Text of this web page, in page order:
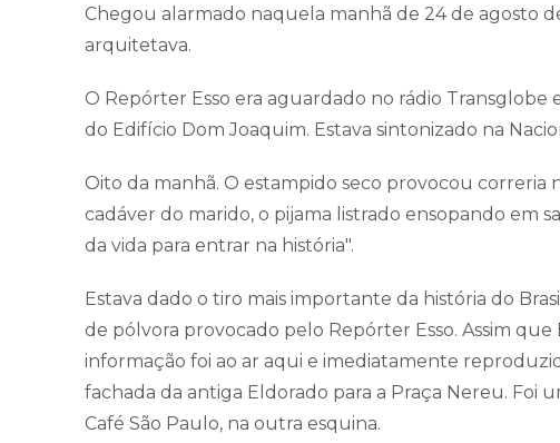
Chegou alarmado naquela manhã de 24 de agosto
arquitetava.
O Repórter Esso era aguardado no rádio
do Edifício Dom Joaquim. Estava sintonizado na
Oito da manhã. O estampido seco provocou correria
cadáver do marido, o pijama listrado ensopando em
da vida para entrar na história".
Estava dado o tiro mais importante da história do
de pólvora provocado pelo Repórter Esso. Assim
informação foi ao ar aqui e imediatamente
fachada da antiga Eldorado para a Praça Nereu. Foi
Café São Paulo, na outra esquina.